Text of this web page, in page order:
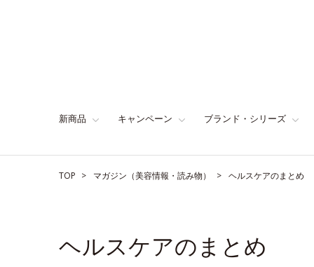
新商品 キャンペーン ブランド・シリーズ
TOP マガジン（美容情報・読み物） ヘルスケアのまとめ
ヘルスケアのまとめ